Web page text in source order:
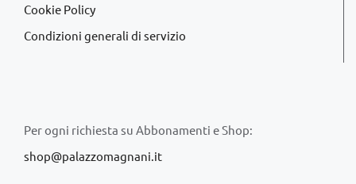
Cookie Policy
Condizioni generali di servizio
Per ogni richiesta su Abbonamenti e Shop:
shop@palazzomagnani.it